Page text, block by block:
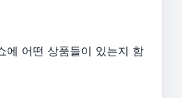
에 어떤 상품들이 있는지 함